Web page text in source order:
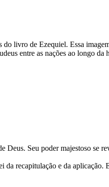
livro de Ezequiel. Essa
entre as nações ao longo
Seu poder majestoso se
recapitulação e da